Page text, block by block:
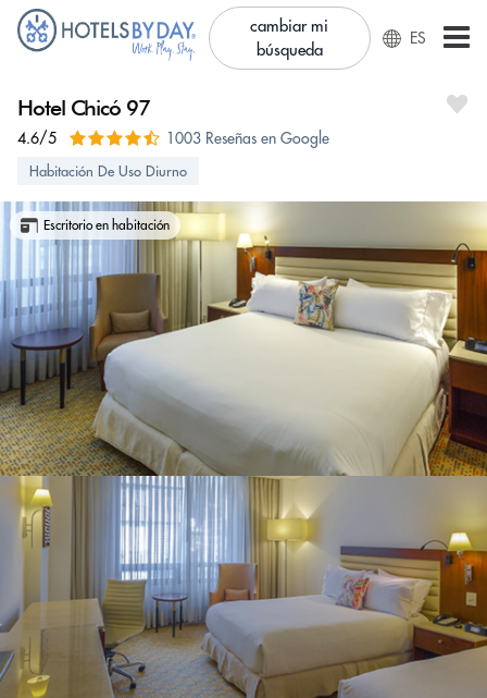
cambiar mi
búsqueda
ES
Hotel Chicó 97
4.6/5 1003 Reseñas en Google
Habitación De Uso Diurno
Escritorio en habitación